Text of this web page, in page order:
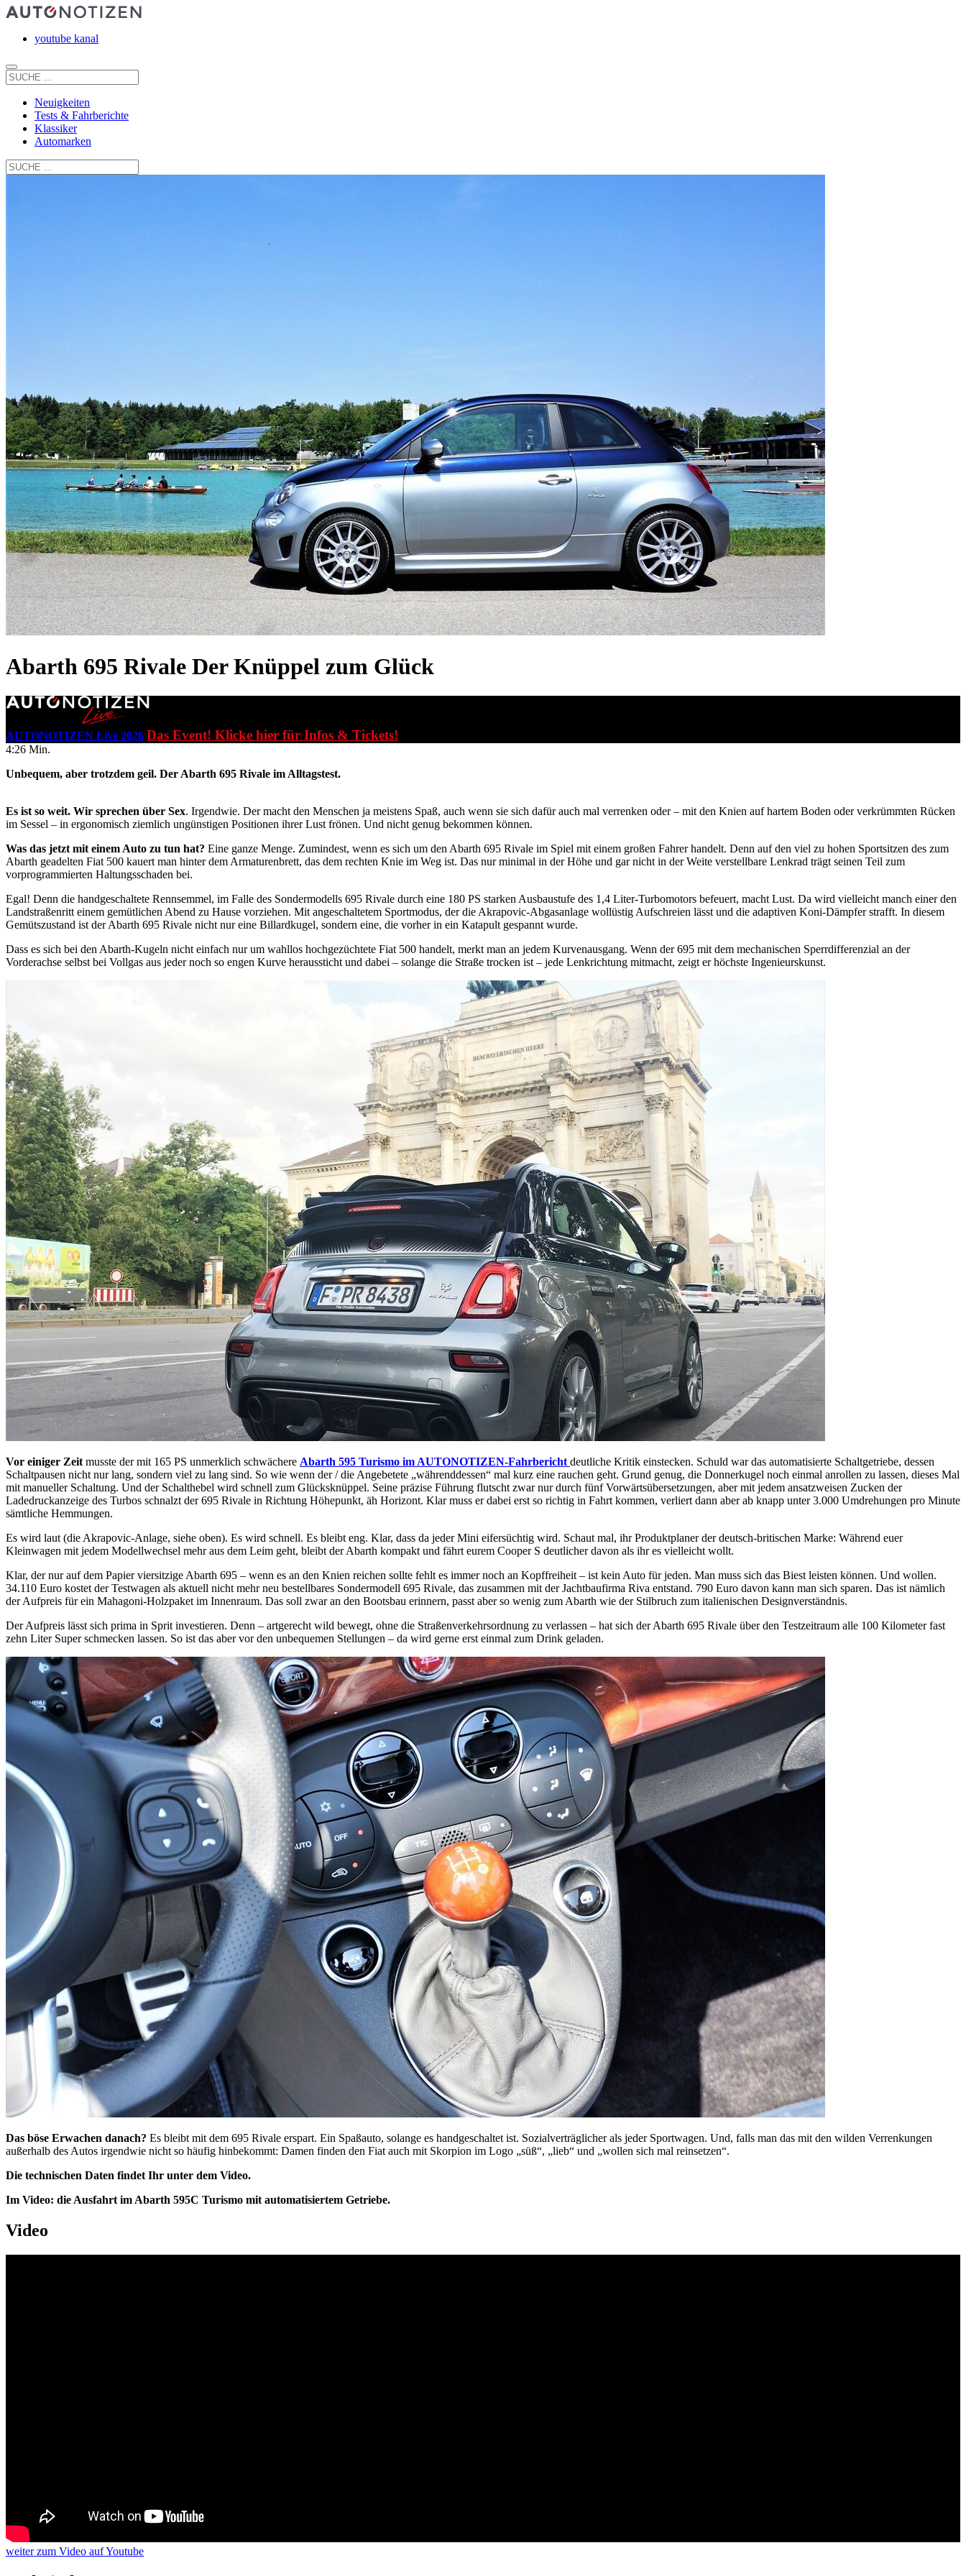
youtube kanal
Neuigkeiten
Tests & Fahrberichte
Klassiker
Automarken
Abarth 695 Rivale Der Knüppel zum Glück
AUTONOTIZEN Live 2026 Das Event! Klicke hier für Infos & Tickets!
4:26 Min.
Unbequem, aber trotzdem geil. Der Abarth 695 Rivale im Alltagstest.
Es ist so weit. Wir sprechen über Sex. Irgendwie. Der macht den Menschen ja meistens Spaß, auch wenn sie sich dafür auch mal verrenken oder – mit den Knien auf hartem Boden oder verkrümmten Rücken
im Sessel – in ergonomisch ziemlich ungünstigen Positionen ihrer Lust frönen. Und nicht genug bekommen können.
Was das jetzt mit einem Auto zu tun hat? Eine ganze Menge. Zumindest, wenn es sich um den Abarth 695 Rivale im Spiel mit einem großen Fahrer handelt. Denn auf den viel zu hohen Sportsitzen des zum
Abarth geadelten Fiat 500 kauert man hinter dem Armaturenbrett, das dem rechten Knie im Weg ist. Das nur minimal in der Höhe und gar nicht in der Weite verstellbare Lenkrad trägt seinen Teil zum
vorprogrammierten Haltungsschaden bei.
Egal! Denn die handgeschaltete Rennsemmel, im Falle des Sondermodells 695 Rivale durch eine 180 PS starken Ausbaustufe des 1,4 Liter-Turbomotors befeuert, macht Lust. Da wird vielleicht manch einer den
Landstraßenritt einem gemütlichen Abend zu Hause vorziehen. Mit angeschaltetem Sportmodus, der die Akrapovic-Abgasanlage wollüstig Aufschreien lässt und die adaptiven Koni-Dämpfer strafft. In diesem
Gemütszustand ist der Abarth 695 Rivale nicht nur eine Billardkugel, sondern eine, die vorher in ein Katapult gespannt wurde.
Dass es sich bei den Abarth-Kugeln nicht einfach nur um wahllos hochgezüchtete Fiat 500 handelt, merkt man an jedem Kurvenausgang. Wenn der 695 mit dem mechanischen Sperrdifferenzial an der
Vorderachse selbst bei Vollgas aus jeder noch so engen Kurve heraussticht und dabei – solange die Straße trocken ist – jede Lenkrichtung mitmacht, zeigt er höchste Ingenieurskunst.
Vor einiger Zeit musste der mit 165 PS unmerklich schwächere Abarth 595 Turismo im AUTONOTIZEN-Fahrbericht deutliche Kritik einstecken. Schuld war das automatisierte Schaltgetriebe, dessen
Schaltpausen nicht nur lang, sondern viel zu lang sind. So wie wenn der / die Angebetete „währenddessen“ mal kurz eine rauchen geht. Grund genug, die Donnerkugel noch einmal anrollen zu lassen, dieses Mal
mit manueller Schaltung. Und der Schalthebel wird schnell zum Glücksknüppel. Seine präzise Führung flutscht zwar nur durch fünf Vorwärtsübersetzungen, aber mit jedem ansatzweisen Zucken der
Ladedruckanzeige des Turbos schnalzt der 695 Rivale in Richtung Höhepunkt, äh Horizont. Klar muss er dabei erst so richtig in Fahrt kommen, verliert dann aber ab knapp unter 3.000 Umdrehungen pro Minute
sämtliche Hemmungen.
Es wird laut (die Akrapovic-Anlage, siehe oben). Es wird schnell. Es bleibt eng. Klar, dass da jeder Mini eifersüchtig wird. Schaut mal, ihr Produktplaner der deutsch-britischen Marke: Während euer
Kleinwagen mit jedem Modellwechsel mehr aus dem Leim geht, bleibt der Abarth kompakt und fährt eurem Cooper S deutlicher davon als ihr es vielleicht wollt.
Klar, der nur auf dem Papier viersitzige Abarth 695 – wenn es an den Knien reichen sollte fehlt es immer noch an Kopffreiheit – ist kein Auto für jeden. Man muss sich das Biest leisten können. Und wollen.
34.110 Euro kostet der Testwagen als aktuell nicht mehr neu bestellbares Sondermodell 695 Rivale, das zusammen mit der Jachtbaufirma Riva entstand. 790 Euro davon kann man sich sparen. Das ist nämlich
der Aufpreis für ein Mahagoni-Holzpaket im Innenraum. Das soll zwar an den Bootsbau erinnern, passt aber so wenig zum Abarth wie der Stilbruch zum italienischen Designverständnis.
Der Aufpreis lässt sich prima in Sprit investieren. Denn – artgerecht wild bewegt, ohne die Straßenverkehrsordnung zu verlassen – hat sich der Abarth 695 Rivale über den Testzeitraum alle 100 Kilometer fast
zehn Liter Super schmecken lassen. So ist das aber vor den unbequemen Stellungen – da wird gerne erst einmal zum Drink geladen.
Das böse Erwachen danach? Es bleibt mit dem 695 Rivale erspart. Ein Spaßauto, solange es handgeschaltet ist. Sozialverträglicher als jeder Sportwagen. Und, falls man das mit den wilden Verrenkungen
außerhalb des Autos irgendwie nicht so häufig hinbekommt: Damen finden den Fiat auch mit Skorpion im Logo „süß“, „lieb“ und „wollen sich mal reinsetzen“.
Die technischen Daten findet Ihr unter dem Video.
Im Video: die Ausfahrt im Abarth 595C Turismo mit automatisiertem Getriebe.
Video
weiterzum Video auf Youtube